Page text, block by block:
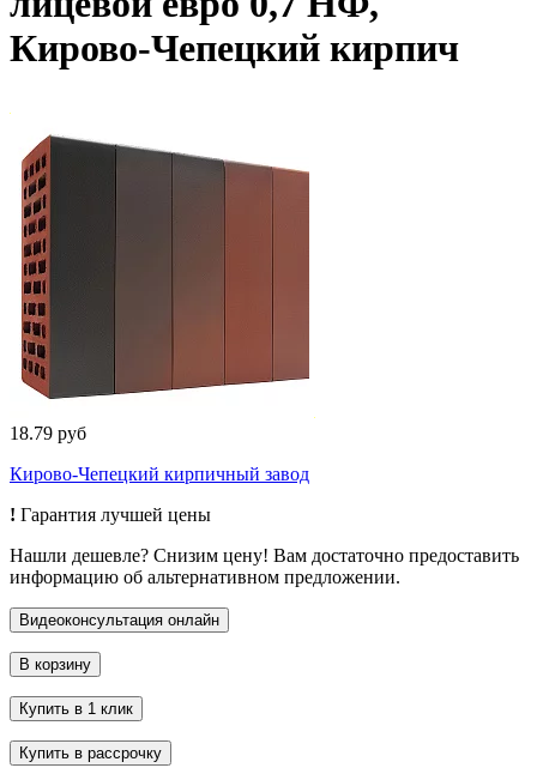
Кирово-Чепецкий кирпич
18.79 руб
Кирово-Чепецкий кирпичный завод
! Гарантия лучшей цены
Нашли дешевле? Снизим цену! Вам достаточно предоставить
информацию об альтернативном предложении.